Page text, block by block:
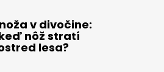
v divočine:
nôž stratí
lesa?